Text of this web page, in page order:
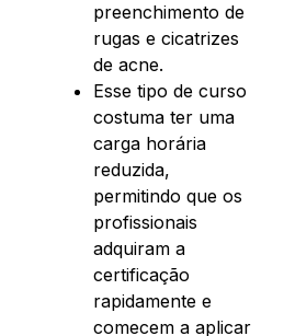
preenchimento de
rugas e cicatrizes
de acne.
Esse tipo de curso
costuma ter uma
carga horária
reduzida,
permitindo que os
profissionais
adquiram a
certificação
rapidamente e
comecem a aplicar